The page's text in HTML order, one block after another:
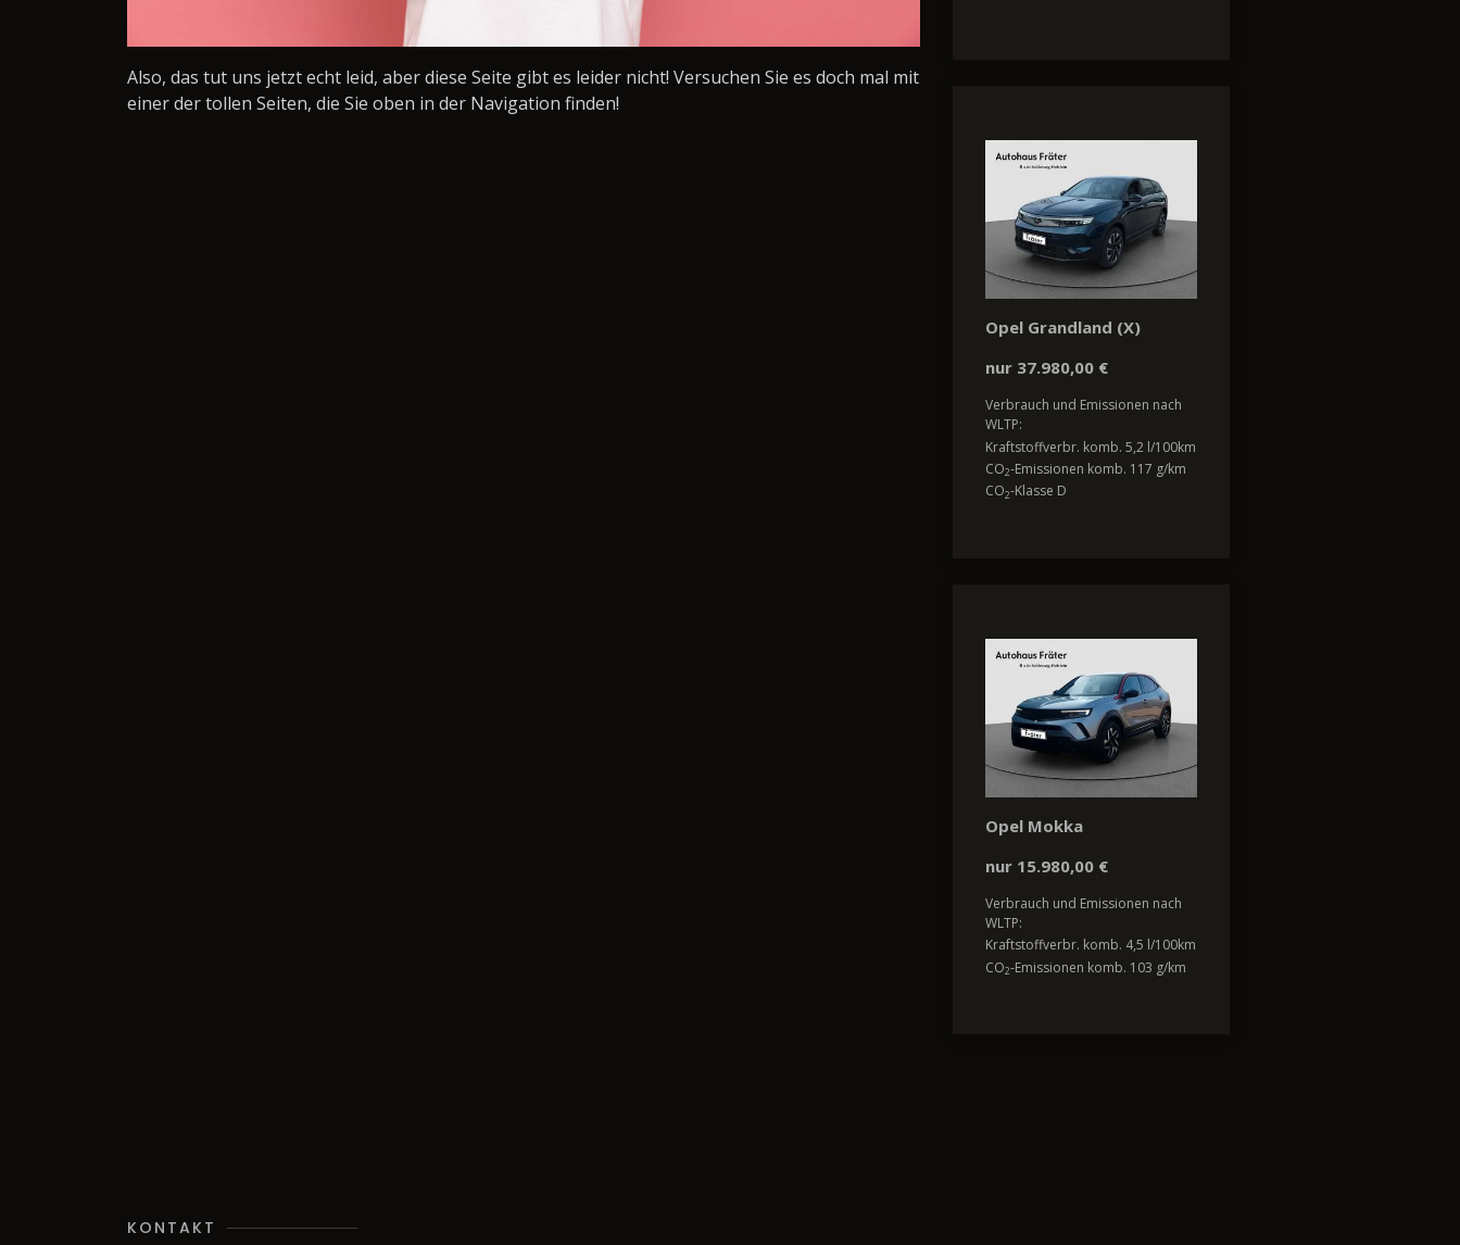
Also, das tut uns jetzt echt leid, aber diese Seite gibt es leider nicht! Versuchen Sie es doch mal mit
einer der tollen Seiten, die Sie oben in der Navigation finden!
Opel Grandland (X)
nur 37.980,00 €
Verbrauch und Emissionen nach
WLTP:
Kraftstoffverbr. komb. 5,2 l/100km
CO2-Emissionen komb. 117 g/km
CO2-Klasse D
Opel Mokka
nur 15.980,00 €
Verbrauch und Emissionen nach
WLTP:
Kraftstoffverbr. komb. 4,5 l/100km
CO2-Emissionen komb. 103 g/km
KONTAKT